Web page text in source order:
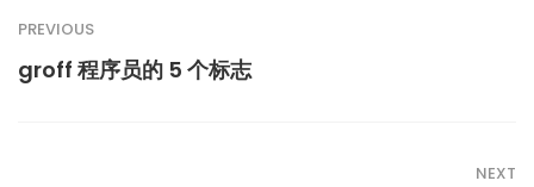
PREVIOUS
groff 程序员的 5 个标志
NEXT